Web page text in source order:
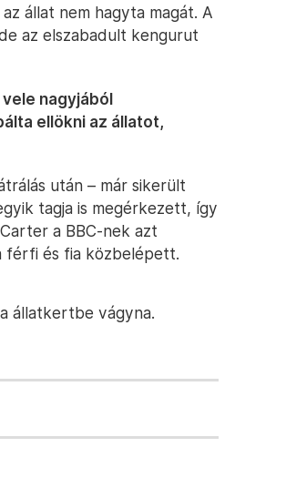
állat nem hagyta magát. A
az elszabadult kengurut
nagyjából
ellökni az állatot,
után – már sikerült
tagja is megérkezett, így
a BBC-nek azt
férfi és fia közbelépett.
állatkertbe vágyna.